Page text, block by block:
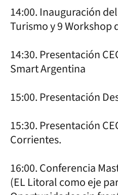
14:00. Inauguración
Turismo y 9 Workshop
14:30. Presentación
Smart Argentina
15:00. Presentación
15:30. Presentación
Corrientes.
16:00. Conferencia
(EL Litoral como eje